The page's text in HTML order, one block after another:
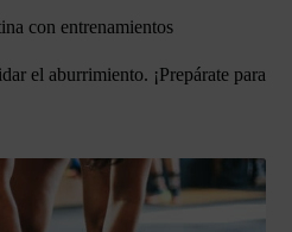
con entrenamientos
el aburrimiento. ¡Prepárate para